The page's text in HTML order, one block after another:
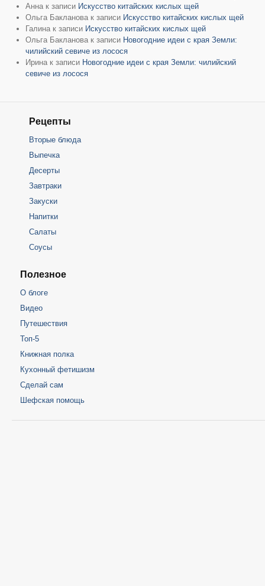
Анна к записи Искусство китайских кислых щей
Ольга Бакланова к записи Искусство китайских кислых щей
Галина к записи Искусство китайских кислых щей
Ольга Бакланова к записи Новогодние идеи с края Земли:
чилийский севиче из лосося
Ирина к записи Новогодние идеи с края Земли: чилийский
севиче из лосося
Рецепты
Вторые блюда
Выпечка
Десерты
Завтраки
Закуски
Напитки
Салаты
Соусы
Полезное
О блоге
Видео
Путешествия
Топ-5
Книжная полка
Кухонный фетишизм
Сделай сам
Шефская помощь